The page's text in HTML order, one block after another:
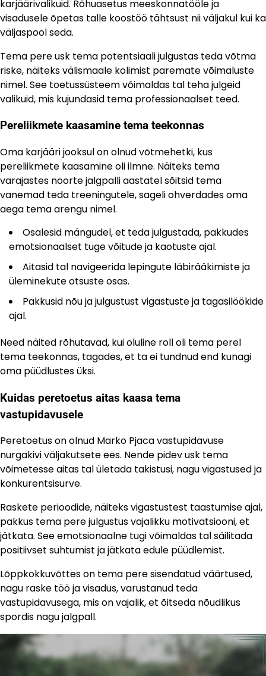
karjäärivalikuid. Rõhuasetus meeskonnatööle ja
visadusele õpetas talle koostöö tähtsust nii väljakul kui ka
väljaspool seda.
Tema pere usk tema potentsiaali julgustas teda võtma
riske, näiteks välismaale kolimist paremate võimaluste
nimel. See toetussüsteem võimaldas tal teha julgeid
valikuid, mis kujundasid tema professionaalset teed.
Pereliikmete kaasamine tema teekonnas
Oma karjääri jooksul on olnud võtmehetki, kus
pereliikmete kaasamine oli ilmne. Näiteks tema
varajastes noorte jalgpalli aastatel sõitsid tema
vanemad teda treeningutele, sageli ohverdades oma
aega tema arengu nimel.
Osalesid mängudel, et teda julgustada, pakkudes
emotsionaalset tuge võitude ja kaotuste ajal.
Aitasid tal navigeerida lepingute läbirääkimiste ja
üleminekute otsuste osas.
Pakkusid nõu ja julgustust vigastuste ja tagasilöökide
ajal.
Need näited rõhutavad, kui oluline roll oli tema perel
tema teekonnas, tagades, et ta ei tundnud end kunagi
oma püüdlustes üksi.
Kuidas peretoetus aitas kaasa tema
vastupidavusele
Peretoetus on olnud Marko Pjaca vastupidavuse
nurgakivi väljakutsete ees. Nende pidev usk tema
võimetesse aitas tal ületada takistusi, nagu vigastused ja
konkurentsisurve.
Raskete perioodide, näiteks vigastustest taastumise ajal,
pakkus tema pere julgustus vajalikku motivatsiooni, et
jätkata. See emotsionaalne tugi võimaldas tal säilitada
positiivset suhtumist ja jätkata edule püüdlemist.
Lõppkokkuvõttes on tema pere sisendatud väärtused,
nagu raske töö ja visadus, varustanud teda
vastupidavusega, mis on vajalik, et õitseda nõudlikus
spordis nagu jalgpall.